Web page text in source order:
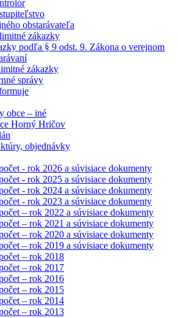
obstarávateľa
zákazky
podľa § 9 odst. 9. Zákona o verejnom
zákazky
správy
obce – iné
Horný Hričov
objednávky
- rok 2026 a súvisiace dokumenty
- rok 2025 a súvisiace dokumenty
- rok 2024 a súvisiace dokumenty
- rok 2023 a súvisiace dokumenty
– rok 2022 a súvisiace dokumenty
– rok 2021 a súvisiace dokumenty
– rok 2020 a súvisiace dokumenty
– rok 2019 a súvisiace dokumenty
– rok 2018
– rok 2017
– rok 2016
– rok 2015
– rok 2014
– rok 2013